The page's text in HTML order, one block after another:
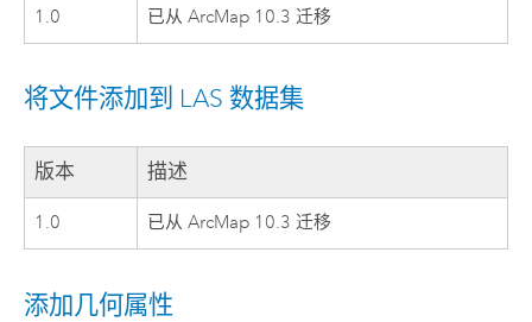
1.0 已从 ArcMap 10.3 迁移
将文件添加到 LAS 数据集
版本 描述
1.0 已从 ArcMap 10.3 迁移
添加几何属性